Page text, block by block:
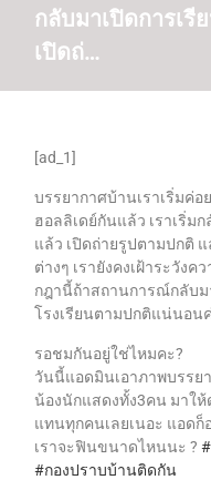
กลับมาเปิดการเรี
เปิดถ่…
[ad_1]
บรรยากาศบ้านเราเริ่มค่
ฮอลลิเดย์กันแล้ว เราเริ่ม
แล้ว เปิดถ่ายรูปตามปกติ
ต่างๆ เรายังคงเฝ้าระวัง
กฎานี้ถ้าสถานการณ์กลับม
โรงเรียนตามปกติแน่นอน
รอชมกันอยู่ใช่ไหมคะ?
วันนี้แอดมินเอาภาพบรรย
น้องนักแสดงทั้ง3คน มาให้
แทนทุกคนเลยเนอะ แอด
เราจะฟินขนาดไหนนะ ?
#กองปราบบ้านติดกัน